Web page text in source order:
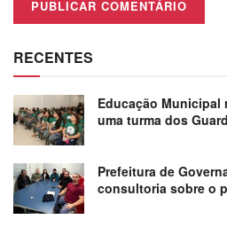
RECENTES
Educação Municipal
uma turma dos
Prefeitura de
consultoria sobre o